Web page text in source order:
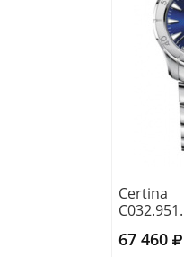
Certina
67 460